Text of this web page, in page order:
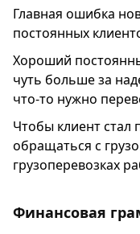
Главная ошибка
постоянных
Хороший
чуть больше за
что-то нужно
Чтобы клиент
обращаться с
грузоперевозках
Финансовая